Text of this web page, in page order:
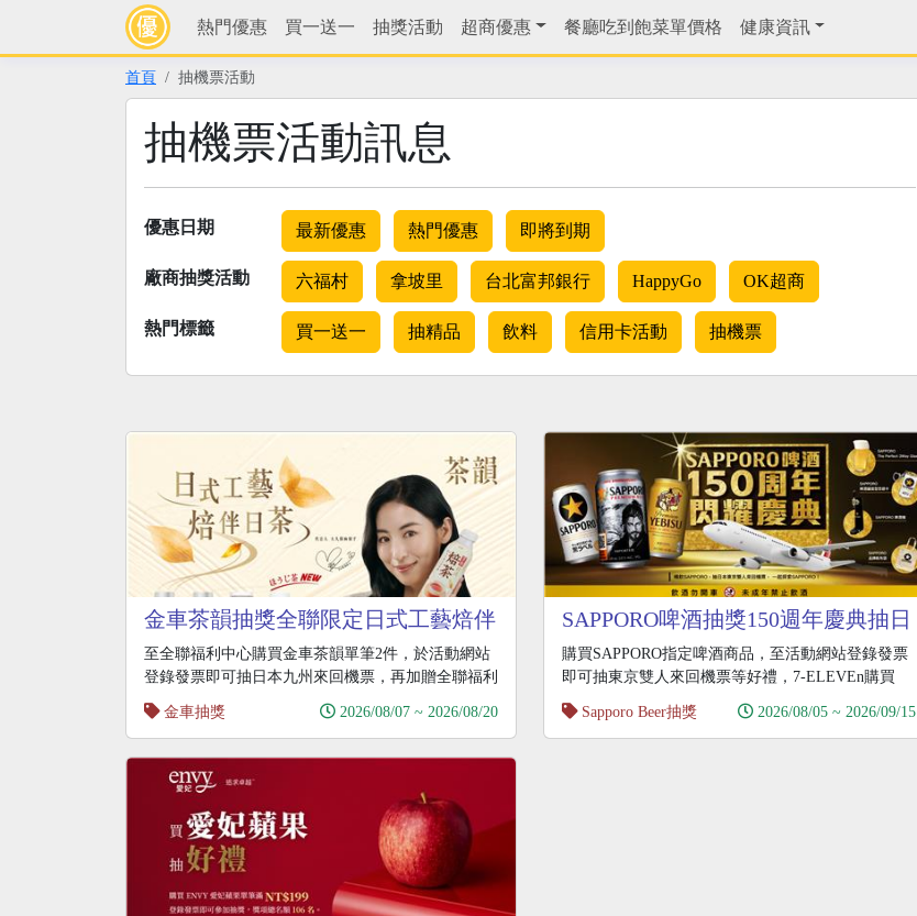
熱門優惠 買一送一 抽獎活動 超商優惠 餐廳吃到飽菜單價格 健康資訊
首頁 抽機票活動
抽機票活動訊息
優惠日期 最新優惠 熱門優惠 即將到期
廠商抽獎活動 六福村 拿坡里 台北富邦銀行 HappyGo OK超商
熱門標籤 買一送一 抽精品 飲料 信用卡活動 抽機票
金車茶韻抽獎全聯限定日式工藝焙伴
日茶抽日本來回機票
至全聯福利中心購買金車茶韻單筆2件，於活動網站
登錄發票即可抽日本九州來回機票，再加贈全聯福利
點50點
金車抽獎 2026/08/07 ~ 2026/08/20
SAPPORO啤酒抽獎150週年慶典抽日
本雙人來回機票
購買SAPPORO指定啤酒商品，至活動網站登錄發票
即可抽東京雙人來回機票等好禮，7-ELEVEn購買
Sapporo Beer抽獎
2026/08/05 ~ 2026/09/15